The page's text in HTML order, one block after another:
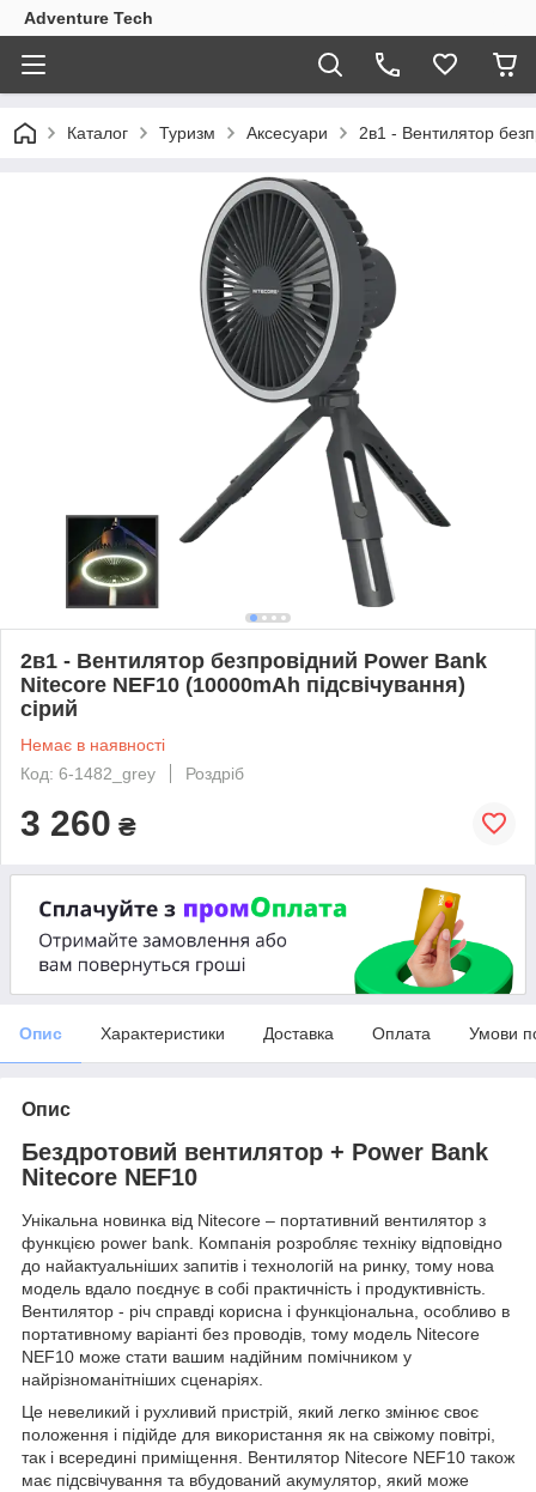
Adventure Tech
Каталог Туризм Аксесуари 2в1 - Вентилятор
2в1 - Вентилятор безпровідний Power Bank
Nitecore NEF10 (10000mAh підсвічування)
сірий
Немає в наявності
Код: 6-1482_grey
Роздріб
3 260 ₴
Опис Характеристики Доставка Оплата Умови
Опис
Бездротовий вентилятор + Power Bank
Nitecore NEF10
Унікальна новинка від Nitecore – портативний вентилятор з
функцією power bank. Компанія розробляє техніку відповідно
до найактуальніших запитів і технологій на ринку, тому нова
модель вдало поєднує в собі практичність і продуктивність.
Вентилятор - річ справді корисна і функціональна, особливо в
портативному варіанті без проводів, тому модель Nitecore
NEF10 може стати вашим надійним помічником у
найрізноманітніших сценаріях.
Це невеликий і рухливий пристрій, який легко змінює своє
положення і підійде для використання як на свіжому повітрі,
так і всередині приміщення. Вентилятор Nitecore NEF10 також
має підсвічування та вбудований акумулятор, який може